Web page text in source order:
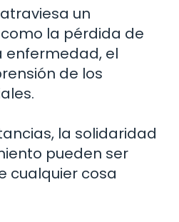
un
la pérdida de
enfermedad, el
de los
la solidaridad
pueden ser
cualquier cosa